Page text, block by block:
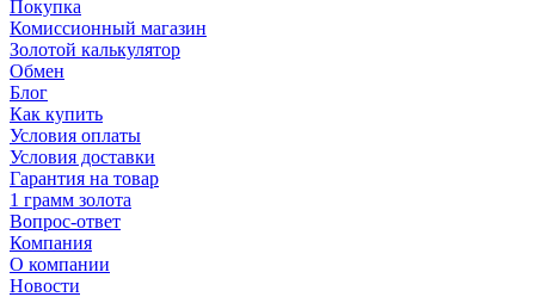
Покупка
Комиссионный магазин
Золотой калькулятор
Обмен
Блог
Как купить
Условия оплаты
Условия доставки
Гарантия на товар
1 грамм золота
Вопрос-ответ
Компания
О компании
Новости